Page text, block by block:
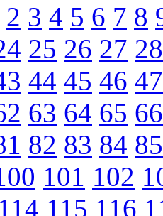
2 3 4 5 6 7 8
25 26 27 28
44 45 46 47
63 64 65 66
82 83 84 85
101 102
114 115 116